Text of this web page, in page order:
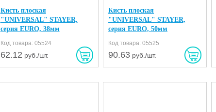
Кисть плоская
"UNIVERSAL" STAYER,
серия EURO, 38мм
Код товара: 05524
62.12 руб./шт.
Кисть плоская
"UNIVERSAL" STAYER,
серия EURO, 50мм
Код товара: 05525
90.63 руб./шт.